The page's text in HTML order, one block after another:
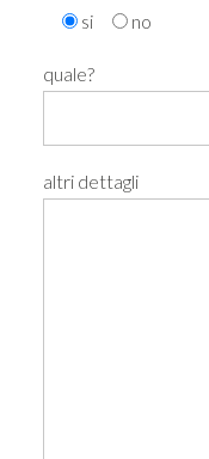
si
no
quale?
altri dettagli